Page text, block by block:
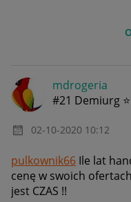
mdrogeria
#21 Demiurg
‎02-10-2020 10:12
pulkownik66 Ile lat
cenę w swoich
jest CZAS !!